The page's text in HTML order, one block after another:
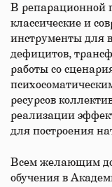
В репарационной
классические и
инструменты для
дефицитов,
работы со
ресурсов
реализации
для построения
Всем желающим
обучения в